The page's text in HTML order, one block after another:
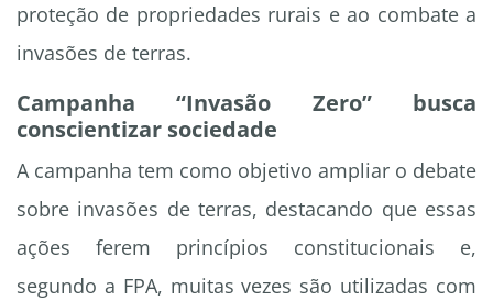
proteção de propriedades rurais e ao combate a
invasões de terras.
Campanha“Invasão Zero”busca
conscientizar sociedade
A campanha tem como objetivo ampliar o debate
sobre invasões de terras, destacando que essas
ações ferem princípios constitucionais e,
segundo a FPA, muitas vezes são utilizadas com